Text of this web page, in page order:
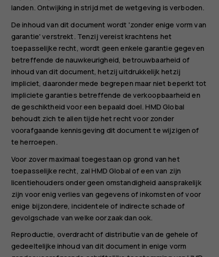
landen. Ontwijking in strijd met de wetgeving is verboden.
De inhoud van dit document wordt 'zonder enige vorm van
garantie' verstrekt. Tenzij vereist krachtens het
toepasselijke recht, wordt geen enkele garantie gegeven
betreffende de nauwkeurigheid, betrouwbaarheid of
inhoud van dit document, hetzij uitdrukkelijk hetzij
impliciet, daaronder mede begrepen maar niet beperkt tot
impliciete garanties betreffende de verkoopbaarheid en
de geschiktheid voor een bepaald doel. HMD Global
behoudt zich te allen tijde het recht voor zonder
voorafgaande kennisgeving dit document te wijzigen of
te herroepen.
Voor zover maximaal toegestaan op grond van het
toepasselijke recht, zal HMD Global of een van zijn
licentiehouders onder geen omstandigheid aansprakelijk
zijn voor enig verlies van gegevens of inkomsten of voor
enige bijzondere, incidentele of indirecte schade of
gevolgschade van welke oorzaak dan ook.
Reproductie, overdracht of distributie van de gehele of
gedeeltelijke inhoud van dit document in enige vorm